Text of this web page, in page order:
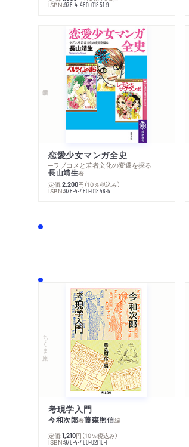
ISBN:978-4-480-01851-9
恋愛少女マンガ全史
─ラブコメと若者文化の変遷を探る
長山靖生著
定価:2,200円 （10％税込み）
ISBN:978-4-480-01846-5
ちくま文庫
考現学入門
今和次郎著藤森照信編
定価:1,210円 （10％税込み）
ISBN:978-4-480-02115-1